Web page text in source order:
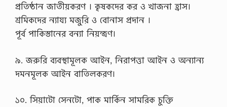
ল
প্রতিষ্ঠান জাতীয়করণ । কৃষকদের কর ও খাজনা হ্রাস।
শ্রমিকদের ন্যায্য মজুরি ও বোনাস প্রদান ।
পূর্ব পাকিস্তানের বন্যা নিয়ন্ত্রণ।
৯. জরুরি ব্যবস্থামূলক আইন, নিরাপত্তা আইন ও অন্যান্য
দমনমূলক আইন বাতিলকরণ।
১০. সিয়াটো সেনটো, পাক মার্কিন সামরিক চুক্তি